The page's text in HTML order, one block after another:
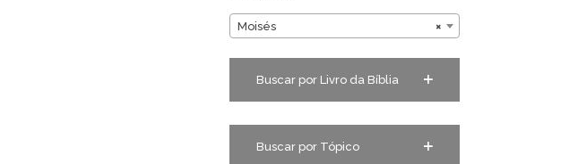
×
Moisés
Buscar por Livro da Bíblia
Buscar por Tópico